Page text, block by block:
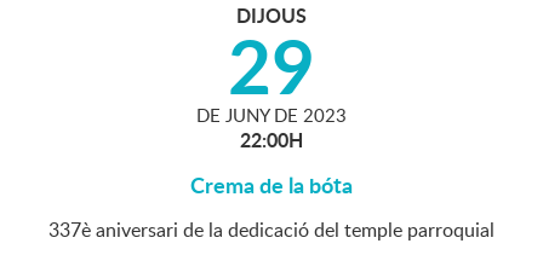
DIJOUS
29
DE JUNY DE 2023
22:00H
Crema de la bóta
337è aniversari de la dedicació del temple parroquial